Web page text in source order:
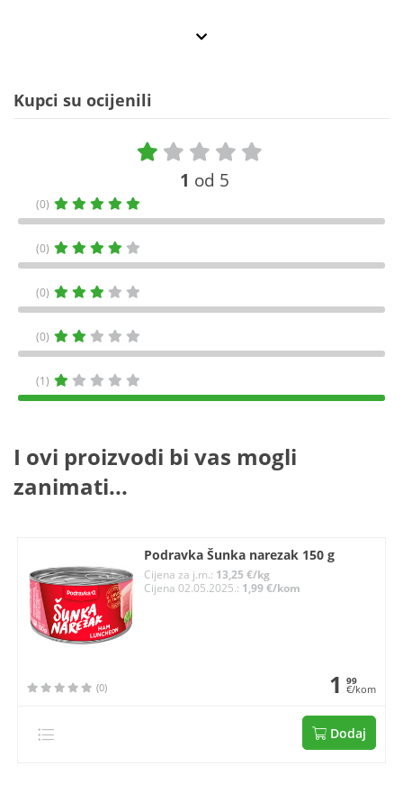
Kupci su ocijenili
1 od 5
(0)
(0)
(0)
(0)
(1)
I ovi proizvodi bi vas mogli
zanimati...
Podravka Šunka narezak 150 g
Cijena za j.m.: 13,25 €/kg
Cijena 02.05.2025.: 1,99 €/kom
(0) 1 99
€/kom
Dodaj